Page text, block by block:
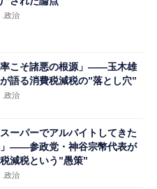
.政治
率こそ諸悪の根源」――玉木雄
語る消費税減税の”落とし穴”
.政治
スーパーでアルバイトしてきた
――参政党・神谷宗幣代表が
減税という”愚策”
.政治